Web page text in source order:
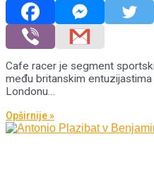
Cafe racer je segment
među britanskim
Londonu…
Opširnije »